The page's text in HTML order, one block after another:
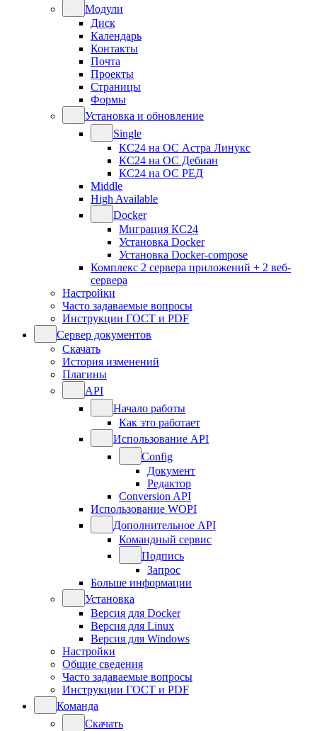
Модули
Диск
Календарь
Контакты
Почта
Проекты
Страницы
Формы
Установка и обновление
Single
КС24 на ОС Астра Линукс
КС24 на ОС Дебиан
КС24 на ОС РЕД
Middle
High Available
Docker
Миграция КС24
Установка Docker
Установка Docker-compose
Комплекс 2 сервера приложений + 2 веб-
сервера
Настройки
Часто задаваемые вопросы
Инструкции ГОСТ и PDF
Сервер документов
Скачать
История изменений
Плагины
API
Начало работы
Как это работает
Использование API
Config
Документ
Редактор
Conversion API
Использование WOPI
Дополнительное API
Командный сервис
Подпись
Запрос
Больше информации
Установка
Версия для Docker
Версия для Linux
Версия для Windows
Настройки
Общие сведения
Часто задаваемые вопросы
Инструкции ГОСТ и PDF
Команда
Скачать